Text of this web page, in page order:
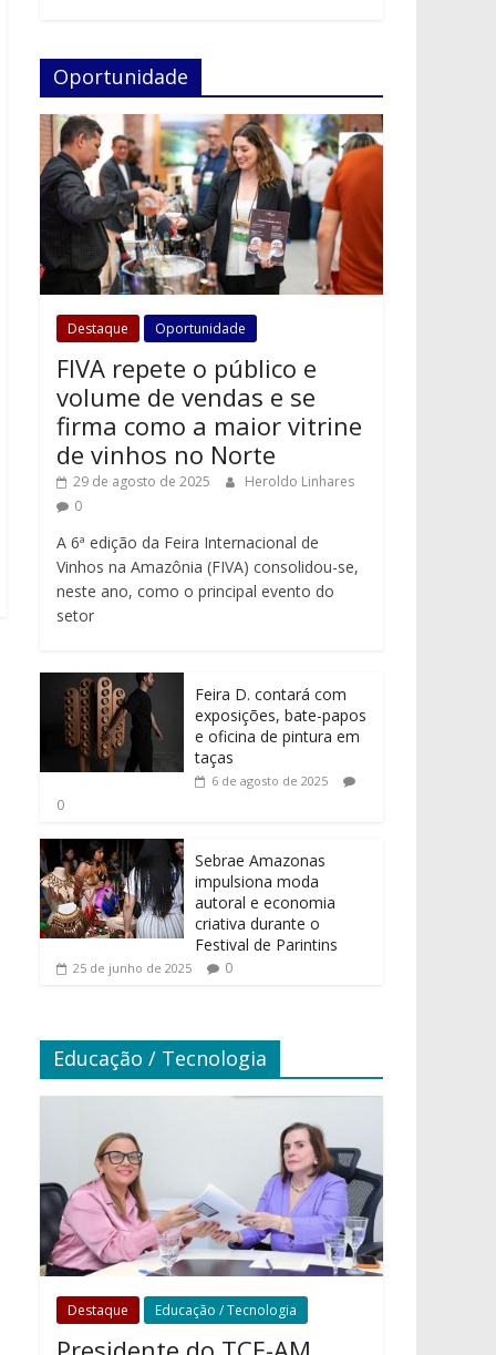
Oportunidade
Destaque Oportunidade
FIVA repete o público e
volume de vendas e se
firma como a maior vitrine
de vinhos no Norte
29 de agosto de 2025
Heroldo Linhares
0
A 6ª edição da Feira Internacional de
Vinhos na Amazônia (FIVA) consolidou-se,
neste ano, como o principal evento do
setor
Feira D. contará com
exposições, bate-papos
e oficina de pintura em
taças
6 de agosto de 2025
0
Sebrae Amazonas
impulsiona moda
autoral e economia
criativa durante o
Festival de Parintins
25 de junho de 2025 0
Educação / Tecnologia
Destaque Educação / Tecnologia